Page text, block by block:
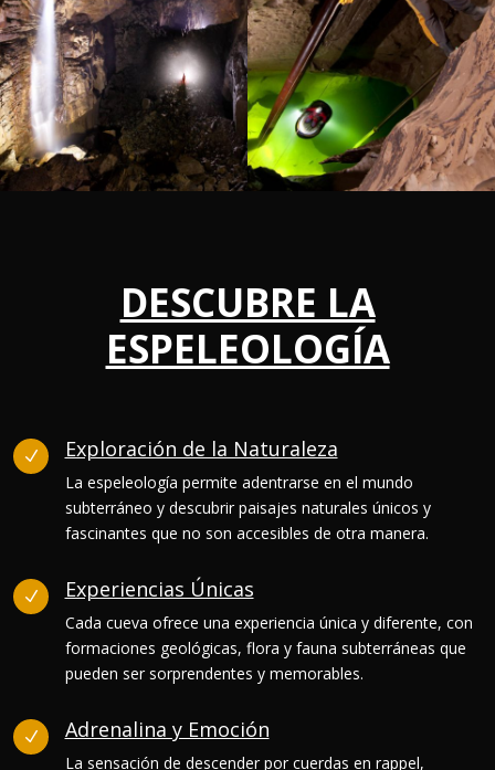
DESCUBRE LA
ESPELEOLOGÍA
N Exploración de la Naturaleza
La espeleología permite adentrarse en el mundo
subterráneo y descubrir paisajes naturales únicos y
fascinantes que no son accesibles de otra manera.
N Experiencias Únicas
Cada cueva ofrece una experiencia única y diferente, con
formaciones geológicas, flora y fauna subterráneas que
pueden ser sorprendentes y memorables.
N Adrenalina y Emoción
La sensación de descender por cuerdas en rappel,